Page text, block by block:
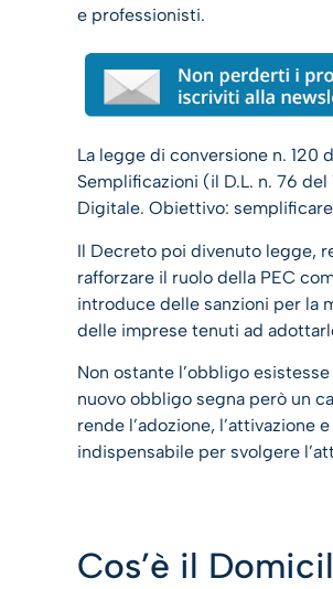
e professionisti.
La legge di conversione n. 120
Semplificazioni (il D.L. n. 76
Digitale. Obiettivo:
Il Decreto poi divenuto legge,
rafforzare il ruolo della PEC
introduce delle sanzioni per la
delle imprese tenuti ad
Non ostante l’obbligo
nuovo obbligo segna però un
rende l’adozione,
indispensabile per svolgere
Cos’è il